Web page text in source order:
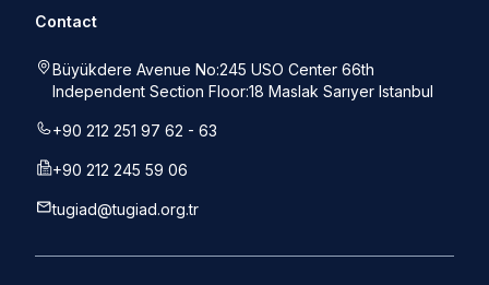
Contact
Büyükdere Avenue No:245 USO Center 66th
Independent Section Floor:18 Maslak Sarıyer Istanbul
+90 212 251 97 62 - 63
+90 212 245 59 06
tugiad@tugiad.org.tr